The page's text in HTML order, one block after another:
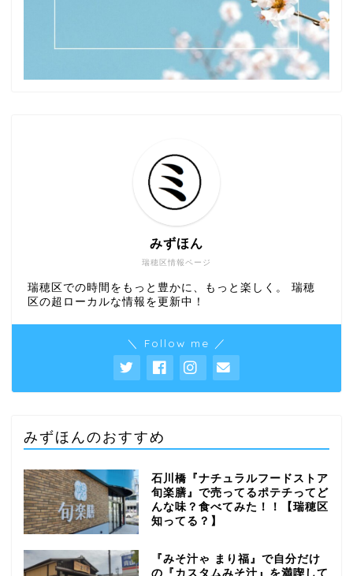
瑞穂区情報ページ
みずほん
瑞穂区での時間をもっと豊かに、もっと楽しく。 瑞穂
区の超ローカルな情報を更新中！
＼ Follow me ／
みずほんのおすすめ
石川橋『ナチュラルフードストア
旬楽膳』で売ってるポテチってど
んな味？食べてみた！！【瑞穂区
知ってる？】
『みそ汁ゃ まり福』で自分だけ
の『カスタムみそ汁』を満喫して